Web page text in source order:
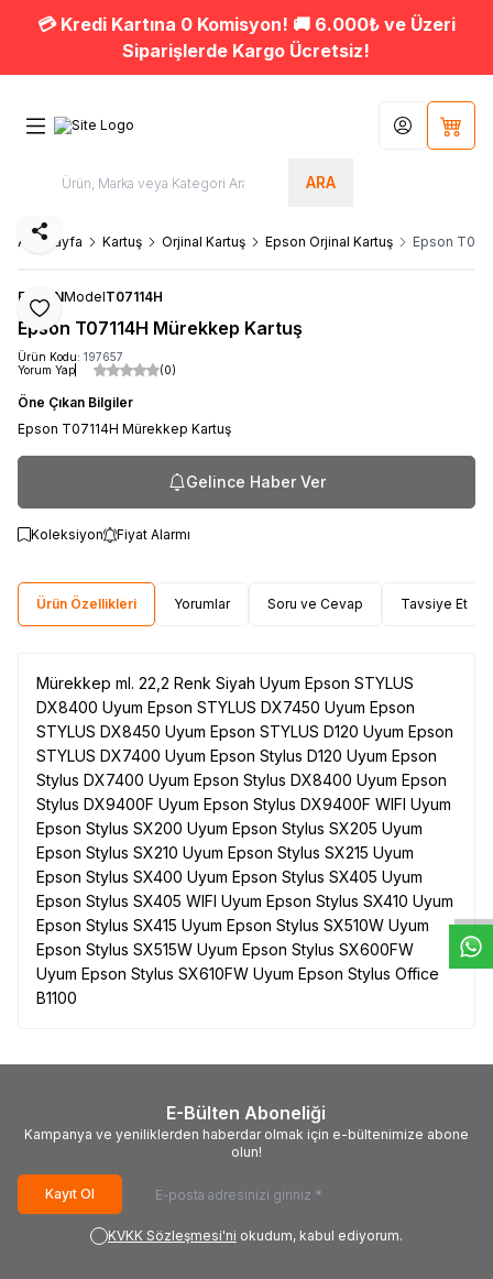
💳 Kredi Kartına 0 Komisyon! 🚚 6.000₺ ve Üzeri
Siparişlerde Kargo Ücretsiz!
ARA
Hesabım
Ana Sayfa Kartuş Orjinal Kartuş Epson Orjinal Kartuş Epson
Favoriye Ekle
Paylaş
EPSONModelT07114H
Epson T07114H Mürekkep Kartuş
Ürün Kodu: 197657
Yorum Yap
(0)
Öne Çıkan Bilgiler
Epson T07114H Mürekkep Kartuş
Gelince Haber Ver
Koleksiyon Fiyat Alarmı
Ürün Özellikleri Yorumlar Soru ve Cevap Tavsiye Et
Mürekkep ml. 22,2 Renk Siyah Uyum Epson STYLUS
DX8400 Uyum Epson STYLUS DX7450 Uyum Epson
STYLUS DX8450 Uyum Epson STYLUS D120 Uyum Epson
STYLUS DX7400 Uyum Epson Stylus D120 Uyum Epson
Stylus DX7400 Uyum Epson Stylus DX8400 Uyum Epson
Stylus DX9400F Uyum Epson Stylus DX9400F WIFI Uyum
Epson Stylus SX200 Uyum Epson Stylus SX205 Uyum
Epson Stylus SX210 Uyum Epson Stylus SX215 Uyum
Epson Stylus SX400 Uyum Epson Stylus SX405 Uyum
Epson Stylus SX405 WIFI Uyum Epson Stylus SX410 Uyum
Epson Stylus SX415 Uyum Epson Stylus SX510W Uyum
Epson Stylus SX515W Uyum Epson Stylus SX600FW
Uyum Epson Stylus SX610FW Uyum Epson Stylus Office
B1100
E-Bülten Aboneliği
Kampanya ve yeniliklerden haberdar olmak için e-bültenimize abone
olun!
Kayıt Ol
KVKK Sözleşmesi'ni okudum, kabul ediyorum.